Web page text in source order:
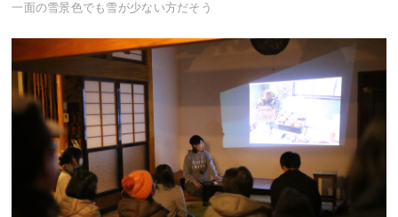
一面の雪景色でも雪が少ない方だそう